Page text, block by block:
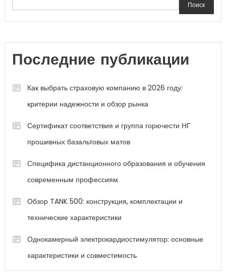
Поиск
Последние публикации
Как выбрать страховую компанию в 2026 году:
критерии надежности и обзор рынка
Сертификат соответствия и группа горючести НГ
прошивных базальтовых матов
Специфика дистанционного образования и обучения
современным профессиям
Обзор TANK 500: конструкция, комплектации и
технические характеристики
Однокамерный электрокардиостимулятор: основные
характеристики и совместимость